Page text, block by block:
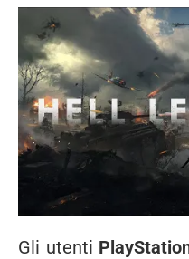
Gli utenti